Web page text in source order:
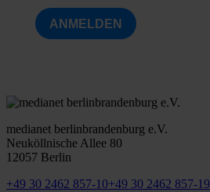
ANMELDEN
medianet berlinbrandenburg e.V.
Neuköllnische Allee 80
12057 Berlin
+49 30 2462 857-10+49 30 2462 857-19